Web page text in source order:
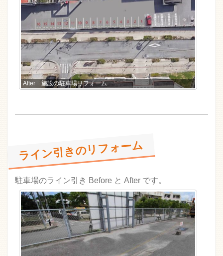
After 施設の駐車場リフォーム
ライン引きのリフォーム
駐車場のライン引き Before と After です。